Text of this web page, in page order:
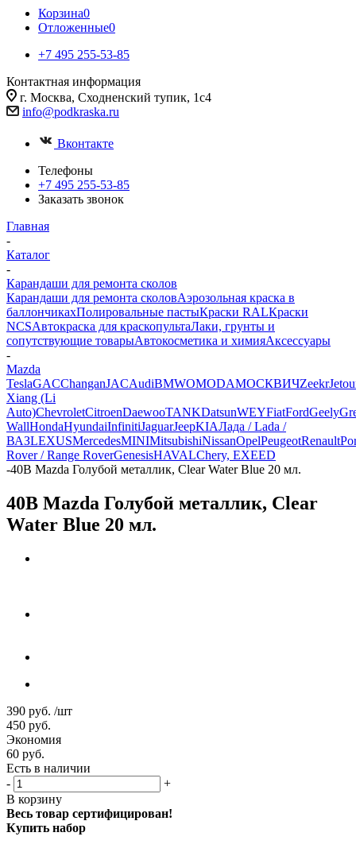
Корзина0
Отложенные0
+7 495 255-53-85
Контактная информация
г. Москва, Сходненский тупик, 1с4
info@podkraska.ru
Вконтакте
Телефоны
+7 495 255-53-85
Заказать звонок
Главная
-
Каталог
-
Карандаши для ремонта сколов
Карандаши для ремонта сколовАэрозольная краска в
баллончикахПолировальные пастыКраски RALКраски
NCSАвтокраска для краскопультаЛаки, грунты и
сопутствующие товарыАвтокосметика и химияАксессуары
-
Mazda
TeslaGACChanganJACAudiBMWOMODAМОСКВИЧZeekr
Xiang (Li
Auto)ChevroletCitroenDaewooTANKDatsunWEYFiatFordGeely
WallHondaHyundaiInfinitiJaguarJeepKIAЛада / Lada /
ВАЗLEXUSMercedesMINIMitsubishiNissanOpelPeugeotRenault
Rover / Range RoverGenesisHAVALChery, EXEED
-40B Mazda Голубой металлик, Clear Water Blue 20 мл.
40B Mazda Голубой металлик, Clear
Water Blue 20 мл.
390 руб. /шт
450 руб.
Экономия
60 руб.
Есть в наличии
-
+
В корзину
Весь товар сертифицирован!
Купить набор